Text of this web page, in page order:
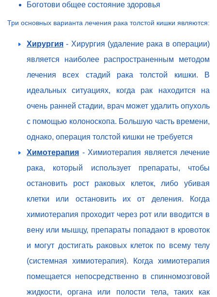
Боготови общее состояние здоровья
Три основных варианта лечения рака толстой кишки являются:
Хирургия - Хирургия (удаление рака в операции)
является наиболее распространенным методом
лечения всех стадий рака толстой кишки. В
идеальных ситуациях, когда рак находится на
очень ранней стадии, врач может удалить опухоль
с помощью колоноскопа. Большую часть времени,
однако, операция толстой кишки не требуется
Химотерапия - Химиотерапия является лечение
рака, который использует препараты, чтобы
остановить рост раковых клеток, либо убивая
клетки или остановить их от деления. Когда
химиотерапия проходит через рот или вводится в
вену или мышцу, препараты попадают в кровоток
и могут достигать раковых клеток по всему телу
(системная химиотерапия). Когда химиотерапия
помещается непосредственно в спинномозговой
жидкости, органа или полости тела, таких как